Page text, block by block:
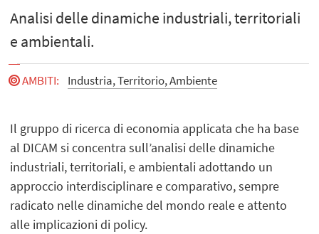
Analisi delle dinamiche industriali, territoriali
e ambientali.
AMBITI: Industria, Territorio, Ambiente
Il gruppo di ricerca di economia applicata che ha base
al DICAM si concentra sull’analisi delle dinamiche
industriali, territoriali, e ambientali adottando un
approccio interdisciplinare e comparativo, sempre
radicato nelle dinamiche del mondo reale e attento
alle implicazioni di policy.